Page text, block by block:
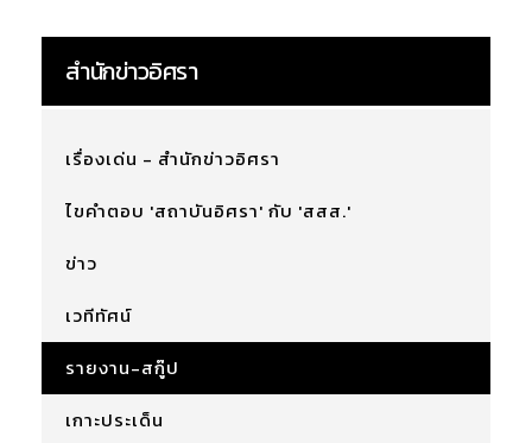
สำนักข่าวอิศรา
เรื่องเด่น - สำนักข่าวอิศรา
ไขคำตอบ 'สถาบันอิศรา' กับ 'สสส.'
ข่าว
เวทีทัศน์
รายงาน-สกู๊ป
เกาะประเด็น